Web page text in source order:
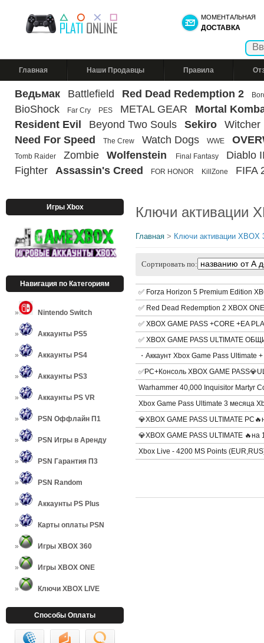
МОМЕНТАЛЬНАЯ
ДОСТАВКА
Главная Наши Продавцы Правила
Ведьмак Battlefield Red Dead Redemption 2
BioShock Far Cry PES METAL GEAR
Mortal
Resident Evil
Beyond Two Souls Sekiro
Witcher
Need For Speed
The Crew Watch Dogs WWE
Tomb Raider Zombie Wolfenstein Final Fantasy
Diablo
Fighter
Assassin's Creed FOR HONOR KillZone FIFA
Игры Xbox
Навигация по Категориям
Nintendo Switch
Аккаунты PS5
Аккаунты PS4
Аккаунты PS3
Аккаунты PS VR
PSN Оффлайн П1
PSN Игры в Аренду
PSN Гарантия П3
PSN Random
Аккаунты PS Plus
Карты оплаты PSN
Игры XBOX 360
Игры XBOX ONE
Ключи XBOX LIVE
Способы Оплаты
Ключи активации
Главная > Ключи активации XBOX
Сортировать по:
✅ Forza Horizon 5 Premium Edition
✅ Red Dead Redemption 2 XBOX
✅ XBOX GAME PASS +CORE +EA
✅ XBOX GAME PASS ULTIMATE
・Аккаунт Xbox Game Pass
✅PC+Консоль XBOX GAME
Warhammer 40,000 Inquisitor Martyr
Xbox Game Pass Ultimate 3 месяца
💎XBOX GAME PASS ULTIMATE
💎XBOX GAME PASS ULTIMATE
Xbox Live - 4200 MS Points